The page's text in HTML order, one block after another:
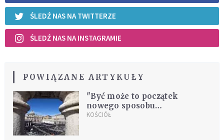
ŚLEDŹ NAS NA TWITTERZE
ŚLEDŹ NAS NA INSTAGRAMIE
POWIĄZANE ARTYKUŁY
"Być może to początek
nowego sposobu
odczytywania Soboru
KOŚCIÓŁ